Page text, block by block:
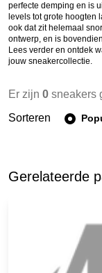
perfecte demping en is
levels tot grote hoogten
ook dat zit helemaal
ontwerp, en is
Lees verder en ontdek
jouw sneakercollectie.
Er zijn 0 sneakers
Sorteren
Gerelateerde